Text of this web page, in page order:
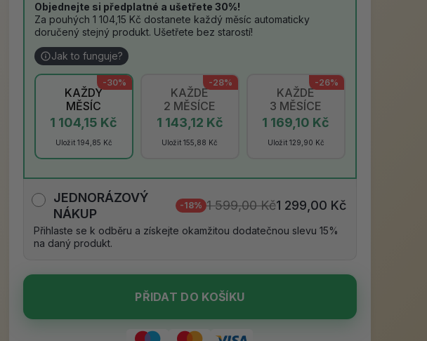
Objednejte si předplatné a ušetřete 30%!
Za pouhých 1 104,15 Kč dostanete každý měsíc automaticky
doručený stejný produkt. Ušetřete bez starostí!
Jak to funguje?
-30%
KAŽDÝ
MĚSÍC
1 104,15 Kč
Uložit 194,85 Kč
-28%
KAŽDÉ
2 MĚSÍCE
1 143,12 Kč
Uložit 155,88 Kč
-26%
KAŽDÉ
3 MĚSÍCE
1 169,10 Kč
Uložit 129,90 Kč
JEDNORÁZOVÝ
NÁKUP
-18% 1 599,00 Kč1 299,00 Kč
Přihlaste se k odběru a získejte okamžitou dodatečnou slevu 15%
na daný produkt.
PŘIDAT DO KOŠÍKU